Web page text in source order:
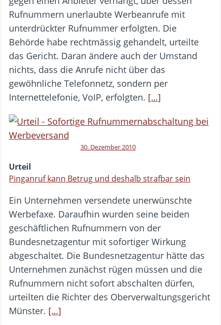
Rufnummern unerlaubte Werbeanrufe mit
unterdrückter Rufnummer erfolgten. Die
Behörde habe rechtmässig gehandelt, urteilte
das Gericht. Daran ändere auch der Umstand
nichts, dass die Anrufe nicht über das
gewöhnliche Telefonnetz, sondern per
Internettelefonie, VoIP, erfolgten. […]
30. Dezember 2010
Urteil
Pinganruf kann Betrug und deshalb strafbar sein
Ein Unternehmen versendete unerwünschte
Werbefaxe. Daraufhin wurden seine beiden
geschäftlichen Rufnummern von der
Bundesnetzagentur mit sofortiger Wirkung
abgeschaltet. Die Bundesnetzagentur hätte das
Unternehmen zunächst rügen müssen und die
Rufnummern nicht sofort abschalten dürfen,
urteilten die Richter des Oberverwaltungsgericht
Münster. […]